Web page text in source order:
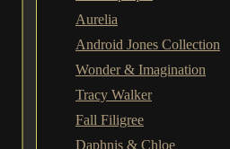
Aurelia
Android Jones Collection
Wonder & Imagination
Tracy Walker
Fall Filigree
Daphnis & Chloe